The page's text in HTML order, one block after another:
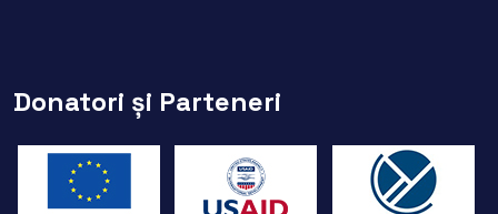
Donatori și Parteneri